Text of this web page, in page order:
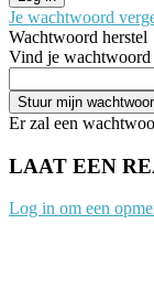
Je wachtwoord
Wachtwoord herstel
Vind je wachtwoord
Er zal een
LAAT EEN
Log in om een